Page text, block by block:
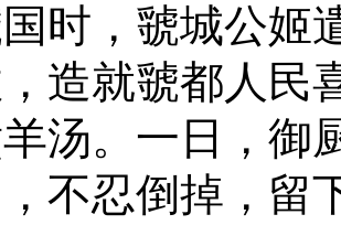
时，虢城公姬
造就虢都人民
汤。一日，御
不忍倒掉，留